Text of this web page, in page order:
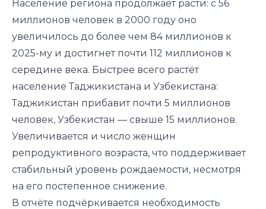
Население региона продолжает расти: с 56
миллионов человек в 2000 году оно
увеличилось до более чем 84 миллионов к
2025-му и достигнет почти 112 миллионов к
середине века. Быстрее всего растёт
население Таджикистана и Узбекистана:
Таджикистан прибавит почти 5 миллионов
человек, Узбекистан — свыше 15 миллионов.
Увеличивается и число женщин
репродуктивного возраста, что поддерживает
стабильный уровень рождаемости, несмотря
на его постепенное снижение.
В отчёте подчёркивается необходимость